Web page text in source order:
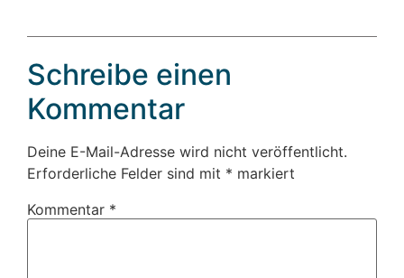
Schreibe einen
Kommentar
Deine E-Mail-Adresse wird nicht veröffentlicht.
Erforderliche Felder sind mit * markiert
Kommentar *